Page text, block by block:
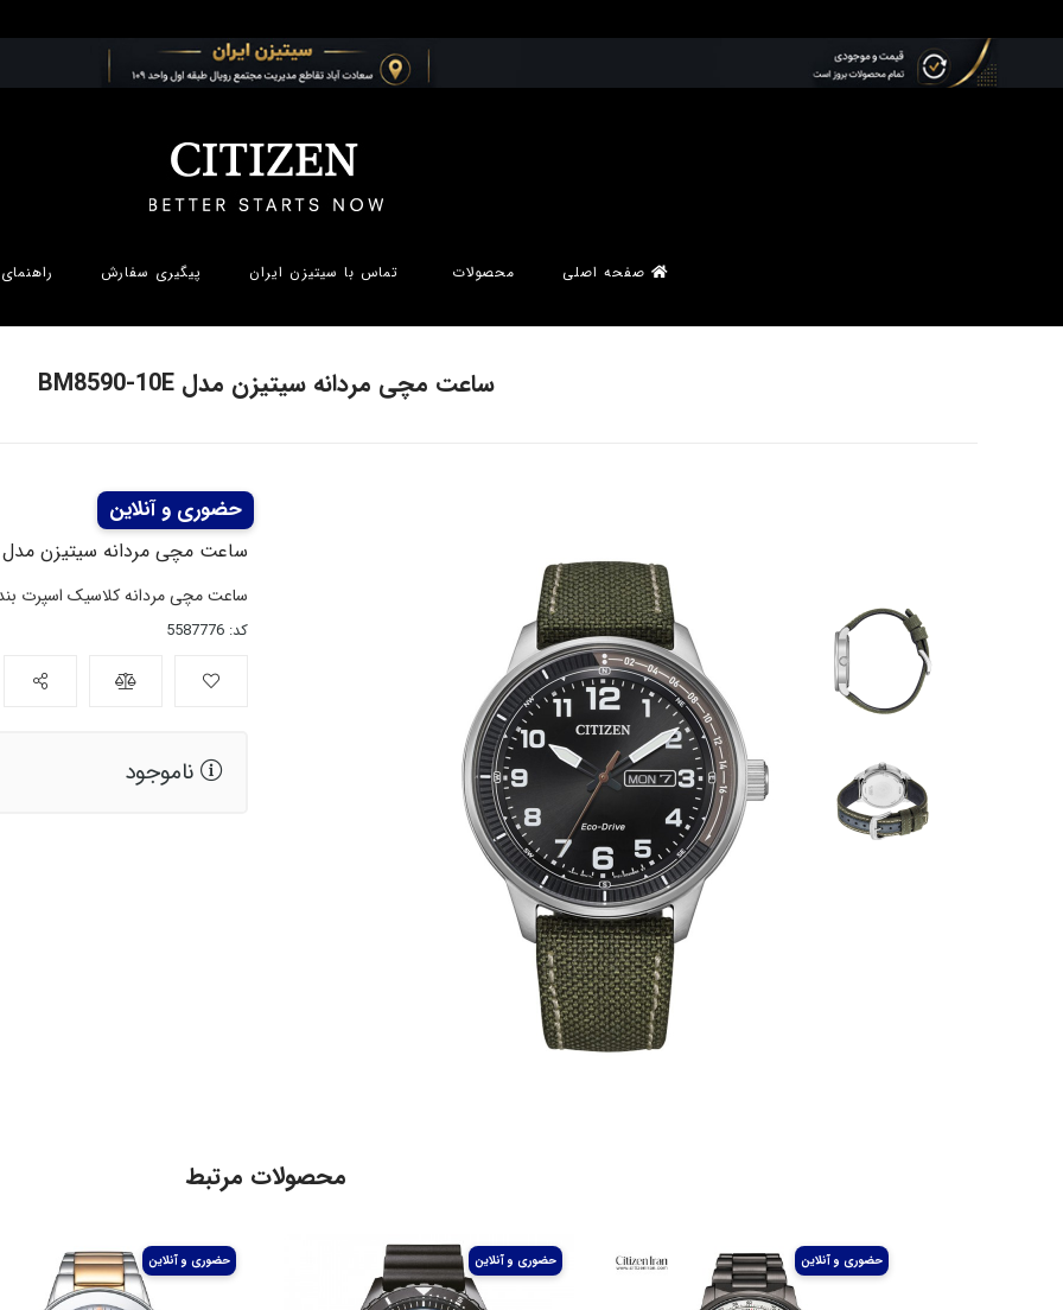
صفحه اصلی محصولات تماس با سیتیزن ایران پیگیری سفارش
ساعت مچی مردانه سیتیزن مدل BM8590-10E
ساعت مچی مردانه سیتیزن مدل BM8590-10E
ساعت مچی مردانه کلاسیک اسپرت
کد: 5587776
ناموجود
محصولات مرتبط